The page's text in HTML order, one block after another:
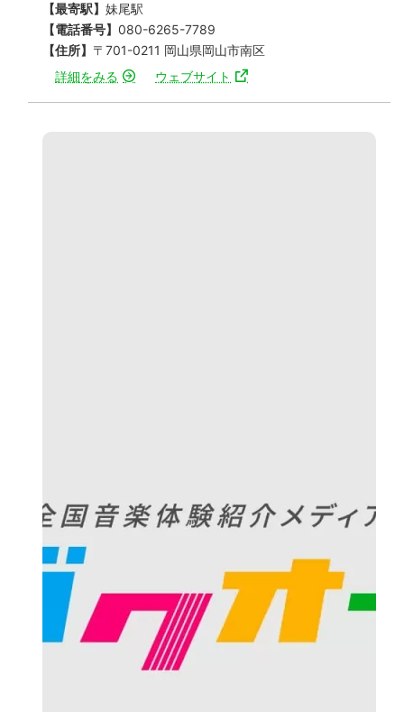
【最寄駅】 妹尾駅
【電話番号】 080-6265-7789
【住所】 〒701-0211 岡山県岡山市南区
詳細をみる
ウェブサイト